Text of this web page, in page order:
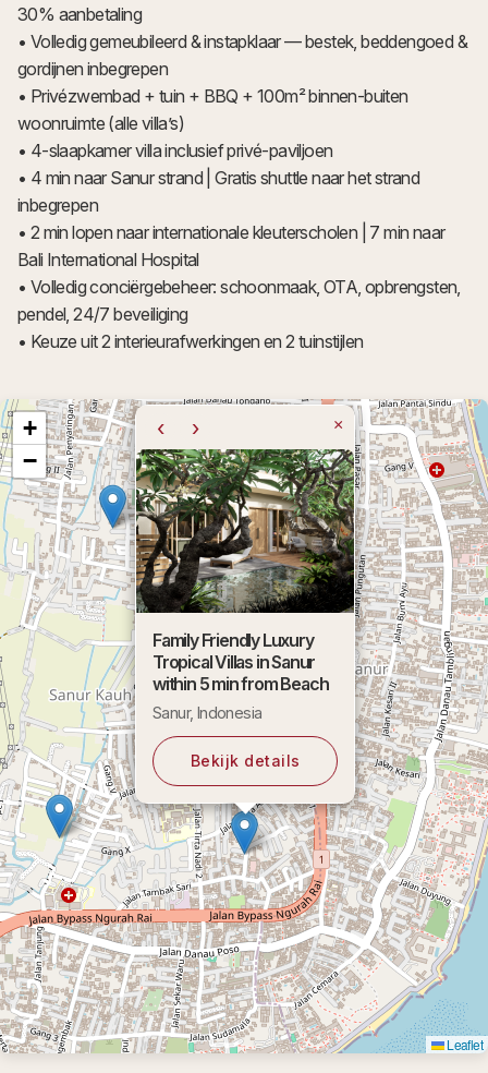
30% aanbetaling
• Volledig gemeubileerd & instapklaar — bestek, beddengoed &
gordijnen inbegrepen
• Privézwembad + tuin + BBQ + 100m² binnen-buiten
woonruimte (alle villa’s)
• 4-slaapkamer villa inclusief privé-paviljoen
• 4 min naar Sanur strand | Gratis shuttle naar het strand
inbegrepen
• 2 min lopen naar internationale kleuterscholen | 7 min naar
Bali International Hospital
• Volledig conciërgebeheer: schoonmaak, OTA, opbrengsten,
pendel, 24/7 beveiliging
• Keuze uit 2 interieurafwerkingen en 2 tuinstijlen
‹ ›
Family Friendly Luxury
Tropical Villas in Sanur
within 5 min from Beach
Sanur, Indonesia
Bekijk details
×
+
−
Leaflet